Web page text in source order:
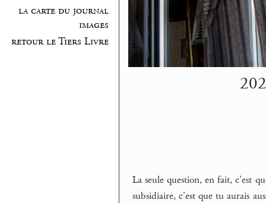
la carte du journal
images
retour le Tiers Livre
La seule question, en fait, c’est
subsidiaire, c’est que tu aurais